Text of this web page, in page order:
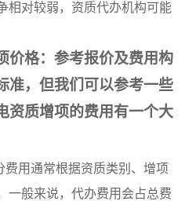
相对较弱，资质代办机构可能
价格：参考报价及费用构
准，但我们可以参考一些
资质增项的费用有一个大
费用通常根据资质类别、增项
一般来说，代办费用会占总费